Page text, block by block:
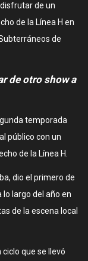
de un
de la Línea H en
de
de otro show a
temporada
público con un
de la Línea H.
dio el primero de
lo largo del año en
de la escena local
ciclo que se llevó